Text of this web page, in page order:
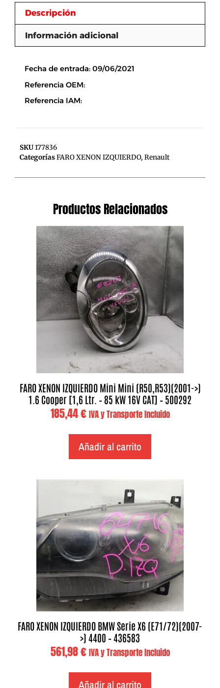
Descripción
Información adicional
Fecha de entrada: 09/06/2021
Referencia OEM:
Referencia IAM:
SKU177836
CategoríasFARO XENON IZQUIERDO, Renault
Productos Relacionados
FARO XENON IZQUIERDO Mini Mini (R50,R53)(2001->)
1.6 Cooper [1,6 Ltr. – 85 kW 16V CAT] – 500292
185,44€ IVA y Transporte Incluido
Añadir al carrito
FARO XENON IZQUIERDO BMW Serie X6 (E71/72)(2007-
>) 4400 – 436583
561,98€ IVA y Transporte Incluido
Añadir al carrito